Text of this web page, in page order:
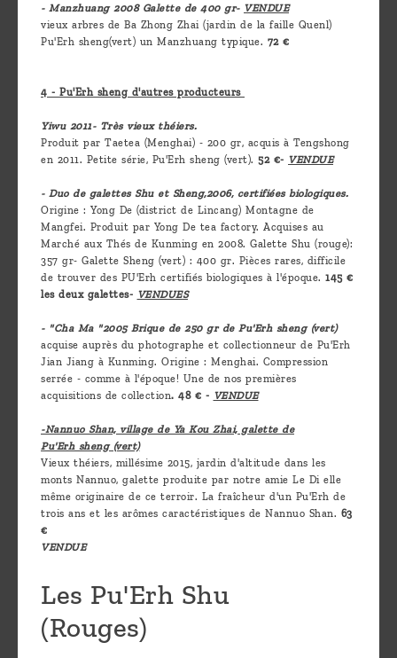
- Manzhuang 2008 Galette de 400 gr- VENDUE
vieux arbres de Ba Zhong Zhai (jardin de la faille Quenl)
Pu'Erh sheng(vert) un Manzhuang typique. 72 €
4 - Pu'Erh sheng d'autres producteurs
Yiwu 2011- Très vieux théiers.
Produit par Taetea (Menghai) - 200 gr, acquis à Tengshong
en 2011. Petite série, Pu'Erh sheng (vert). 52 €- VENDUE
- Duo de galettes Shu et Sheng,2006, certifiées biologiques.
Origine : Yong De (district de Lincang) Montagne de
Mangfei. Produit par Yong De tea factory. Acquises au
Marché aux Thés de Kunming en 2008. Galette Shu (rouge):
357 gr- Galette Sheng (vert) : 400 gr. Pièces rares, difficile
de trouver des PU'Erh certifiés biologiques à l'époque. 145 €
les deux galettes- VENDUES
- "Cha Ma "2005 Brique de 250 gr de Pu'Erh sheng (vert)
acquise auprès du photographe et collectionneur de Pu'Erh
Jian Jiang à Kunming. Origine : Menghai. Compression
serrée - comme à l'époque! Une de nos premières
acquisitions de collection. 48 € - VENDUE
-Nannuo Shan, village de Ya Kou Zhai, galette de
Pu'Erh sheng (vert)
Vieux théiers, millésime 2015, jardin d'altitude dans les
monts Nannuo, galette produite par notre amie Le Di elle
même originaire de ce terroir. La fraîcheur d'un Pu'Erh de
trois ans et les arômes caractéristiques de Nannuo Shan. 63
€
VENDUE
Les Pu'Erh Shu
(Rouges)